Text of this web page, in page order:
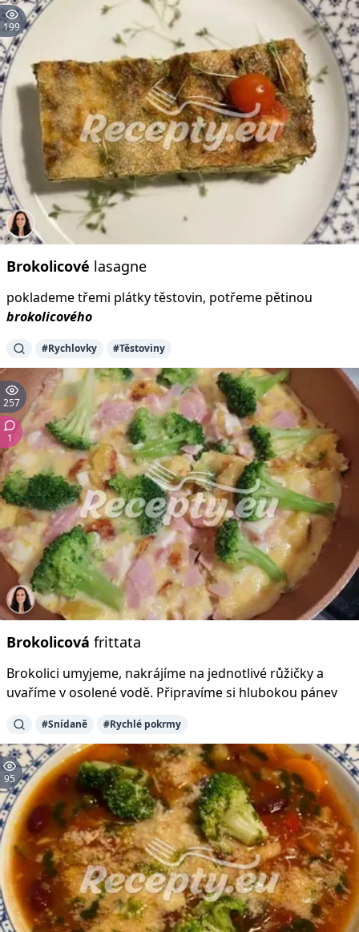
199
Brokolicové lasagne
poklademe třemi plátky těstovin, potřeme pětinou
brokolicového
#Rychlovky #Těstoviny
257
1
Brokolicová frittata
Brokolici umyjeme, nakrájíme na jednotlivé růžičky a
uvaříme v osolené vodě. Připravíme si hlubokou pánev
#Snídaně #Rychlé pokrmy
95